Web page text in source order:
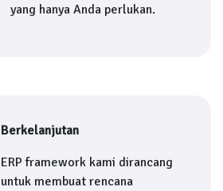
yang hanya Anda perlukan.
Berkelanjutan
ERP framework kami dirancang
untuk membuat rencana